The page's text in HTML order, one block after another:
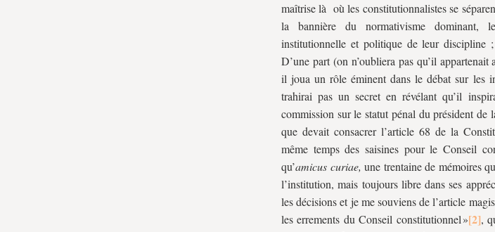
maîtrise là où les constitutionnalistes se
la bannière du normativisme dominant,
institutionnelle et politique de leur discipline
D’une part (on n’oubliera pas qu’il
il joua un rôle éminent dans le débat sur les
trahirai pas un secret en révélant qu’il
commission sur le statut pénal du président
que devait consacrer l’article 68 de la
même temps des saisines pour le Conseil
qu’amicus curiae, une trentaine de mémoires
l’institution, mais toujours libre dans ses
les décisions et je me souviens de l’article
les errements du Conseil constitutionnel »
,